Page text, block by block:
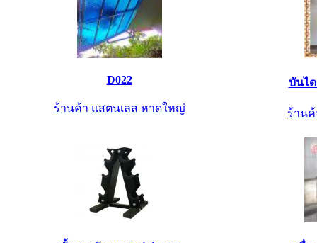
D022
ร้านค้า แสตนเลส หาดใหญ่
บันไ
ร้านค้